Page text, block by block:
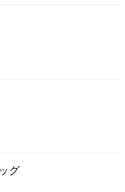
グ